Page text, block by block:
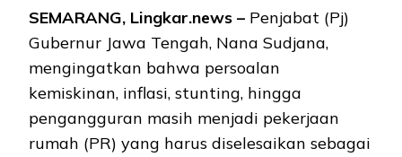
SEMARANG, Lingkar.news – Penjabat (Pj)
Gubernur Jawa Tengah, Nana Sudjana,
mengingatkan bahwa persoalan
kemiskinan, inflasi, stunting, hingga
pengangguran masih menjadi pekerjaan
rumah (PR) yang harus diselesaikan sebagai